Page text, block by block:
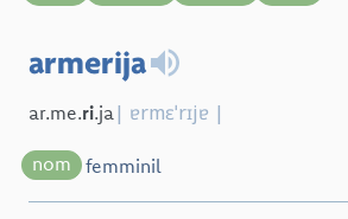
armerija
ar.me.ri.ja| ɐrmɛˈrɪjɐ |
nom femminil